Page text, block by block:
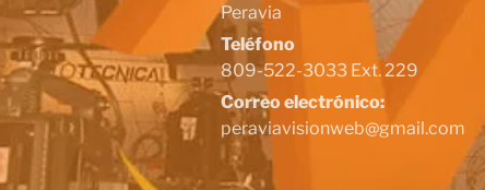
Peravia
Teléfono
809-522-3033 Ext. 229
Correo electrónico:
peraviavisionweb@gmail.com